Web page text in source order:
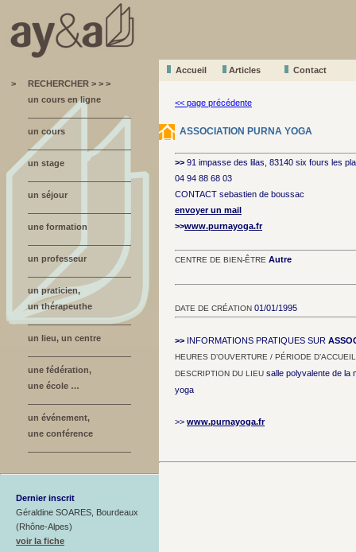
Accueil Articles
Contact
>
RECHERCHER > > >
un cours en ligne
un cours
un stage
un séjour
une formation
un professeur
un praticien,
un thérapeuthe
un lieu, un centre
une fédération,
une école …
un événement,
une conférence
Dernier inscrit
Géraldine SOARES, Bourdeaux
(Rhône-Alpes)
voir la fiche
<< page précédente
ASSOCIATION PURNA YOGA
>> 91 impasse des lilas, 83140 six fours les
04 94 88 68 03
CONTACT sebastien de boussac
envoyer un mail
>>www.purnayoga.fr
CENTRE DE BIEN-ÊTRE Autre
DATE DE CRÉATION 01/01/1995
>> INFORMATIONS PRATIQUES SUR
HEURES D’OUVERTURE / PÉRIODE D’ACCUEIL
DESCRIPTION DU LIEU salle polyvalente de la
yoga
>> www.purnayoga.fr